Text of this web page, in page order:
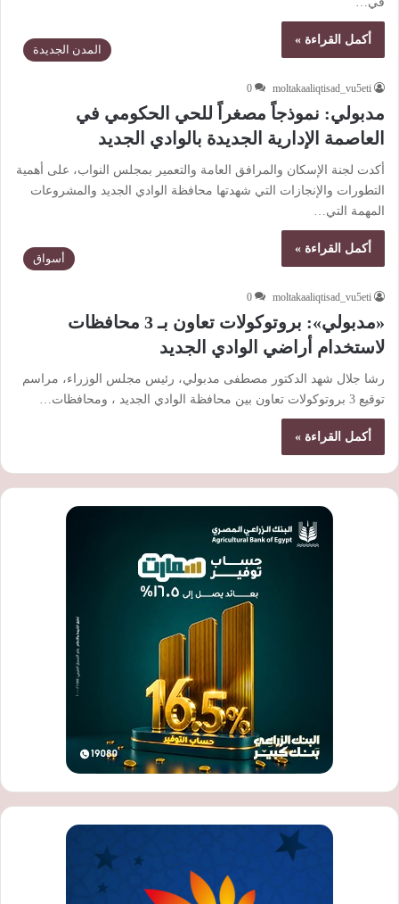
أكمل القراءة »
المدن الجديدة
moltakaaliqtisad_vu5eti
0
مدبولي: نموذجاً مصغراً للحي الحكومي في
العاصمة الإدارية الجديدة بالوادي الجديد
أكدت لجنة الإسكان والمرافق العامة والتعمير بمجلس النواب، على أهمية
التطورات والإنجازات التي شهدتها محافظة الوادي الجديد والمشروعات
المهمة التي…
أكمل القراءة »
أسواق
moltakaaliqtisad_vu5eti
0
«مدبولي»: بروتوكولات تعاون بـ 3 محافظات
لاستخدام أراضي الوادي الجديد
رشا جلال شهد الدكتور مصطفى مدبولي، رئيس مجلس الوزراء، مراسم
توقيع 3 بروتوكولات تعاون بين محافظة الوادي الجديد ، ومحافظات…
أكمل القراءة »